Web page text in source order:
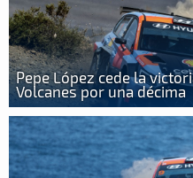
Pepe López cede la
Volcanes por una décima